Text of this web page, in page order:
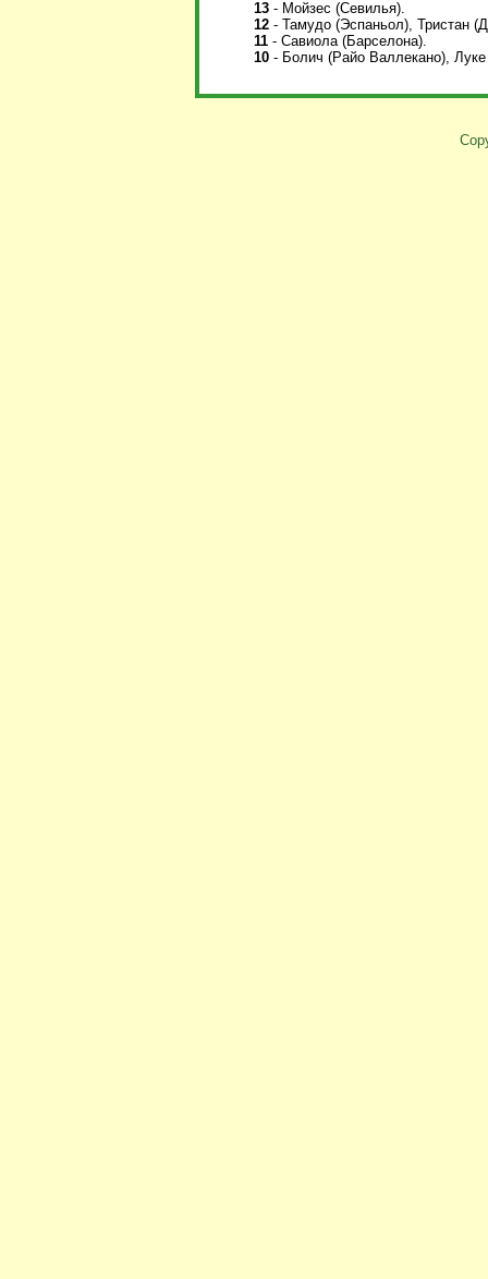
13 - Мойзес (Севилья).
12 - Тамудо (Эспаньол), Тристан
11 - Савиола (Барселона).
10 - Болич (Райо Валлекано),